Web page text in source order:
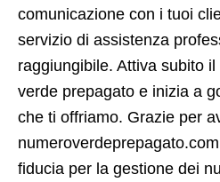
comunicazione con i tuoi
servizio di assistenza
raggiungibile. Attiva subito
verde prepagato e inizia a
che ti offriamo. Grazie per
fiducia per la gestione dei